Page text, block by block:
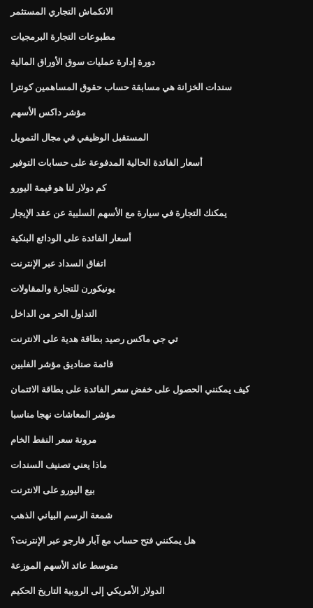
الانكماش التجاري المستثمر
مطبوعات التجارة البرمجيات
دورة إدارة عمليات سوق الأوراق المالية
سندات الخزانة هي مسابقة حساب حقوق المساهمين كونترا
مؤشر داكس الأسهم
المستقبل الوظيفي في مجال التمويل
أسعار الفائدة الحالية المدفوعة على حسابات التوفير
كم دولار لنا هو قيمة اليورو
يمكنك التجارة في سيارة مع الأسهم السلبية عن عقد الإيجار
أسعار الفائدة على الودائع البنكية
اتفاق السداد عبر الإنترنت
يونيكورن للتجارة والمقاولات
التداول الحر من الداخل
تي جي ماكس رصيد بطاقة هدية على الانترنت
قائمة صناديق مؤشر الفلبين
كيف يمكنني الحصول على خفض سعر الفائدة على بطاقة الائتمان
مؤشر المعاشات نهجا مناسبا
مرونة سعر النفط الخام
ماذا يعني تصنيف السندات
بيع اليورو على الانترنت
شمعة الرسم البياني الذهب
هل يمكنني فتح حساب مع آبار فارجو عبر الإنترنت؟
متوسط ​​عائد الأسهم الموزعة
الدولار الأمريكي إلى الروبية التاريخ الحكيم